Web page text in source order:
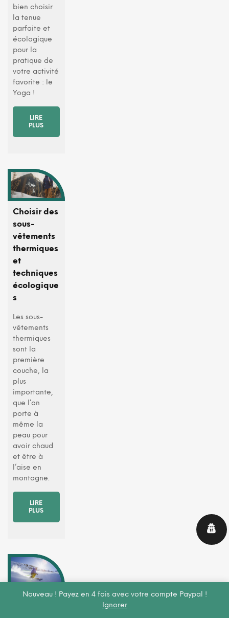
Nouveau ! Payez en 4 fois avec votre compte Paypal !
Ignorer
bien choisir
la tenue
parfaite et
écologique
pour la
pratique de
votre activité
favorite : le
Yoga !
LIRE
PLUS
Choisir des
sous-
vêtements
thermiques
et
techniques
écologique
s
Les sous-
vêtements
thermiques
sont la
première
couche, la
plus
importante,
que l’on
porte à
même la
peau pour
avoir chaud
et être à
l’aise en
montagne.
LIRE
PLUS
Quelle